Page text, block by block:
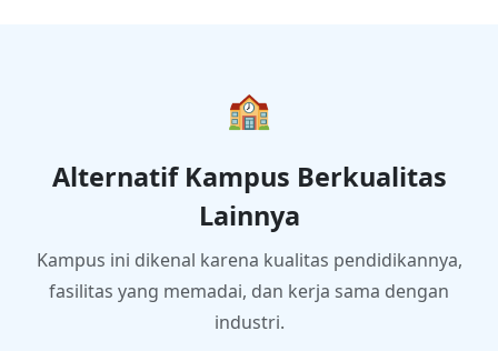
🏫
Alternatif Kampus Berkualitas
Lainnya
Kampus ini dikenal karena kualitas pendidikannya,
fasilitas yang memadai, dan kerja sama dengan
industri.